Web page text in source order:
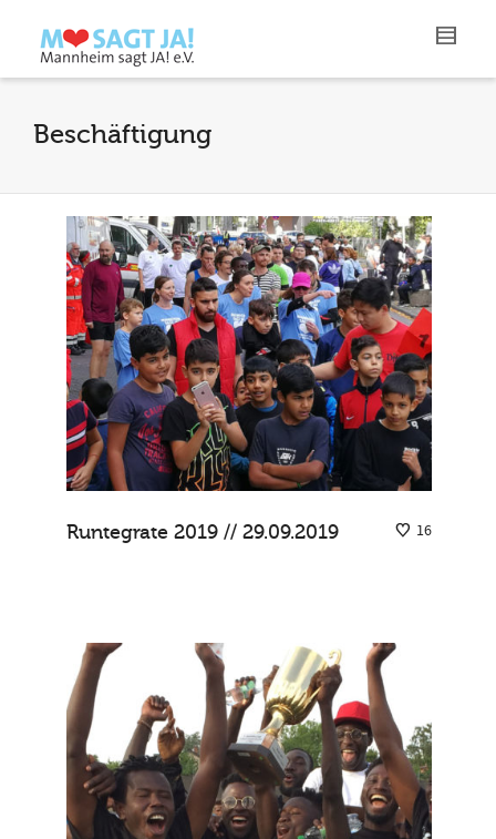
Beschäftigung
16
Runtegrate 2019 // 29.09.2019